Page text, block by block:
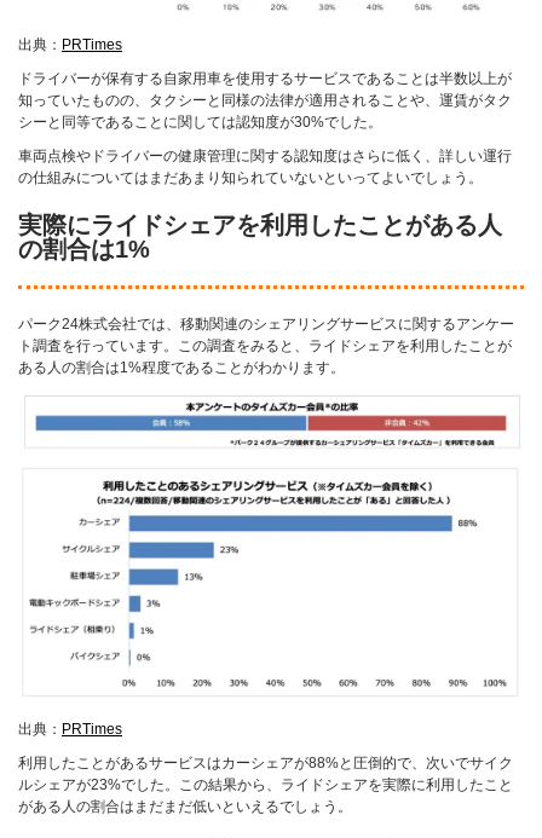
出典： PRTimes
ドライバーが保有する自家用車を使用するサービスであることは半数以上が
知っていたものの、タクシーと同様の法律が適用されることや、運賃がタク
シーと同等であることに関しては認知度が30%でした。
車両点検やドライバーの健康管理に関する認知度はさらに低く、詳しい運行
の仕組みについてはまだあまり知られていないといってよいでしょう。
実際にライドシェアを利用したことがある人
の割合は1%
パーク24株式会社では、移動関連のシェアリングサービスに関するアンケー
ト調査を行っています。この調査をみると、ライドシェアを利用したことが
ある人の割合は1%程度であることがわかります。
出典： PRTimes
利用したことがあるサービスはカーシェアが88%と圧倒的で、次いでサイク
ルシェアが23%でした。この結果から、ライドシェアを実際に利用したこと
がある人の割合はまだまだ低いといえるでしょう。